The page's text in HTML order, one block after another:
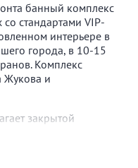
банный комплекс
стандартами VIP-
интерьере в
города, в 10-15
Комплекс
Жукова и
закрытой
не нарушит. Гостям
веники (дуб, береза,